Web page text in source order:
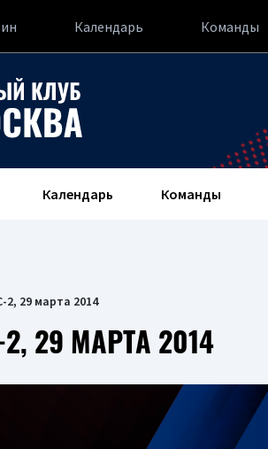
Календарь Команды
Календарь Команды
29 марта 2014
29 МАРТА 2014